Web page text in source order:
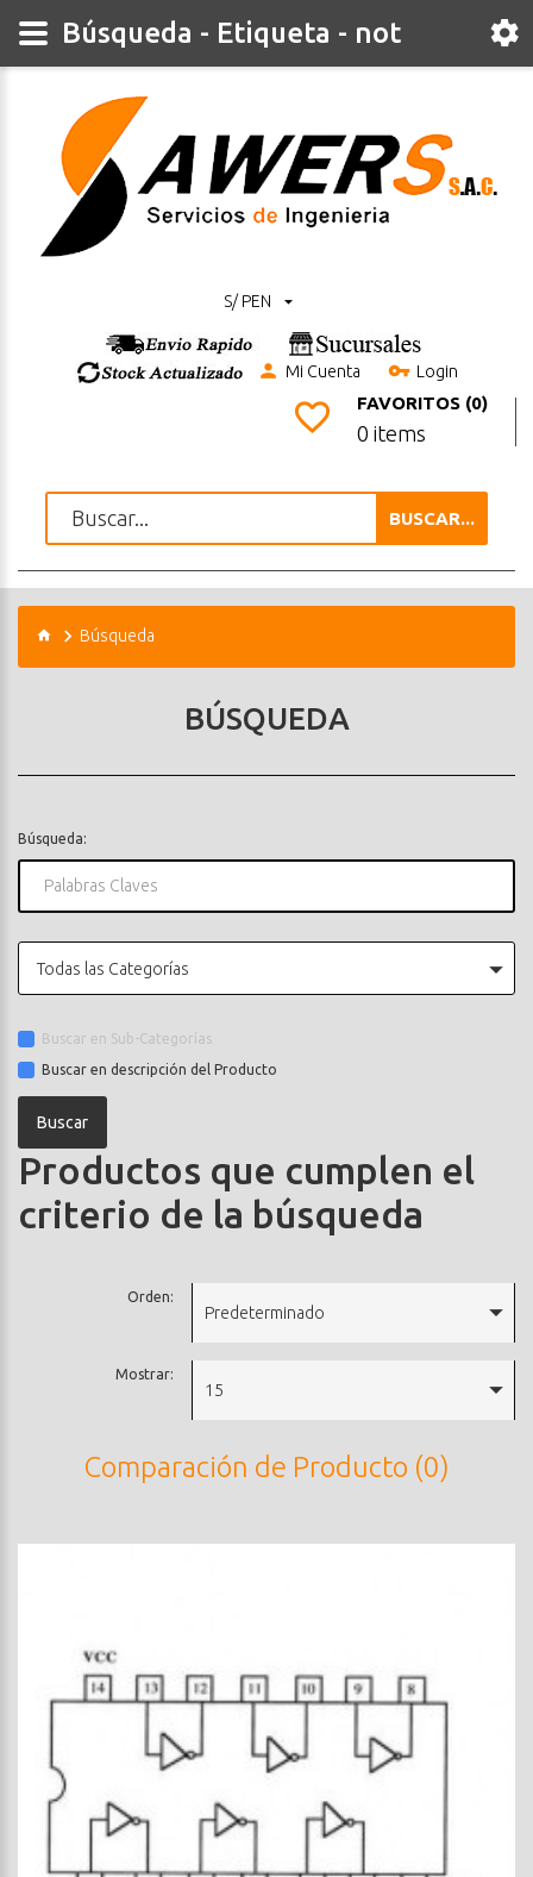
S/ PEN
Mi Cuenta Login
FAVORITOS (0)
0 items
BUSCAR...
Búsqueda
BÚSQUEDA
Búsqueda:
Todas las Categorías
Buscar en Sub-Categorías
Buscar en descripción del Producto
Productos que cumplen el
criterio de la búsqueda
Orden:
Predeterminado
Mostrar:
15
Comparación de Producto (0)
Búsqueda - Etiqueta - not